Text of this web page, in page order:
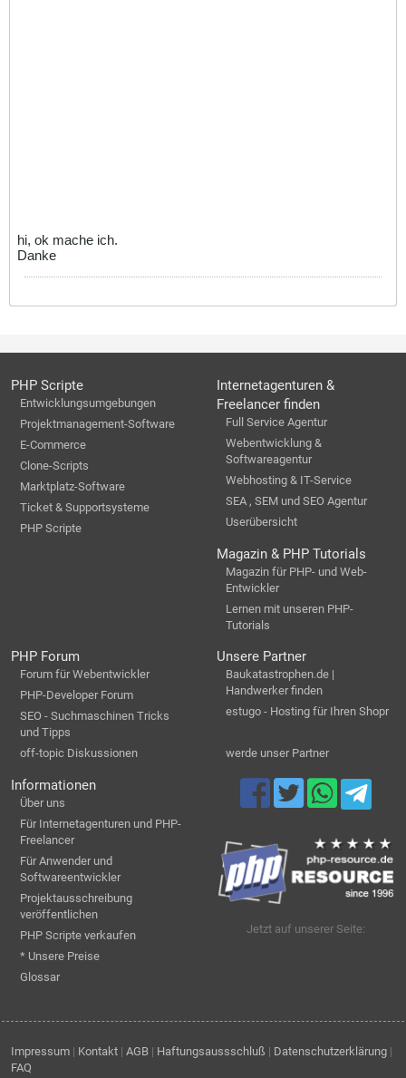
hi, ok mache ich.
Danke
PHP Scripte
Entwicklungsumgebungen
Projektmanagement-Software
E-Commerce
Clone-Scripts
Marktplatz-Software
Ticket & Supportsysteme
PHP Scripte
Internetagenturen &
Freelancer finden
Full Service Agentur
Webentwicklung &
Softwareagentur
Webhosting & IT-Service
SEA , SEM und SEO Agentur
Userübersicht
Magazin & PHP Tutorials
Magazin für PHP- und Web-
Entwickler
Lernen mit unseren PHP-
Tutorials
PHP Forum
Forum für Webentwickler
PHP-Developer Forum
SEO - Suchmaschinen Tricks
und Tipps
off-topic Diskussionen
Unsere Partner
Baukatastrophen.de |
Handwerker finden
estugo - Hosting für Ihren Shopr
werde unser Partner
Informationen
Über uns
Für Internetagenturen und PHP-
Freelancer
Für Anwender und
Softwareentwickler
Projektausschreibung
veröffentlichen
PHP Scripte verkaufen
* Unsere Preise
Glossar
Jetzt auf unserer Seite:
Impressum | Kontakt | AGB | Haftungsaussschluß | Datenschutzerklärung |
FAQ